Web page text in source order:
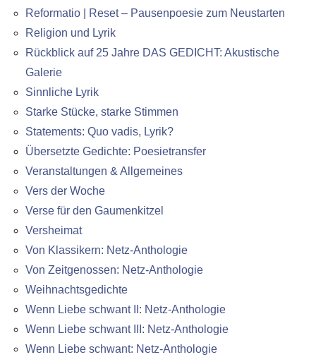
Reformatio | Reset – Pausenpoesie zum Neustarten
Religion und Lyrik
Rückblick auf 25 Jahre DAS GEDICHT: Akustische
Galerie
Sinnliche Lyrik
Starke Stücke, starke Stimmen
Statements: Quo vadis, Lyrik?
Übersetzte Gedichte: Poesietransfer
Veranstaltungen & Allgemeines
Vers der Woche
Verse für den Gaumenkitzel
Versheimat
Von Klassikern: Netz-Anthologie
Von Zeitgenossen: Netz-Anthologie
Weihnachtsgedichte
Wenn Liebe schwant II: Netz-Anthologie
Wenn Liebe schwant III: Netz-Anthologie
Wenn Liebe schwant: Netz-Anthologie